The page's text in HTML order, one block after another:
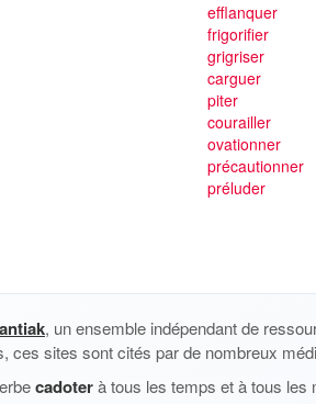
efflanquer
frigorifier
grigriser
carguer
piter
courailler
ovationner
précautionner
préluder
, un ensemble indépendant de
ces sites sont cités par de nombreux
cadoterà tous les temps et à tous les